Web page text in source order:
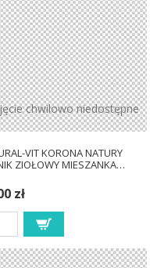
chwilowo niedostępne
VIT KORONA NATURY
ZIOŁOWY MIESZANKA…
zł